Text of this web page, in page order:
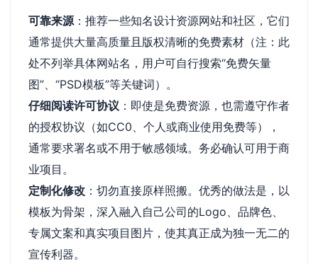
可靠来源：推荐一些知名设计资源网站和社区，它们
通常提供大量高质量且版权清晰的免费素材（注：此
处不列举具体网站名，用户可自行搜索“免费矢量
图”、“PSD模板”等关键词）。
仔细阅读许可协议 ：即使是免费资源，也需遵守作者
的授权协议（如CC0、个人或商业使用免费等），
通常要求署名或不用于敏感领域。务必确认可用于商
业项目。
定制化修改 ：切勿直接原样照搬。优秀的做法是，以
模板为骨架，深入融入自己公司的Logo、品牌色、
专属文案和真实项目图片，使其真正成为独一无二的
宣传利器。